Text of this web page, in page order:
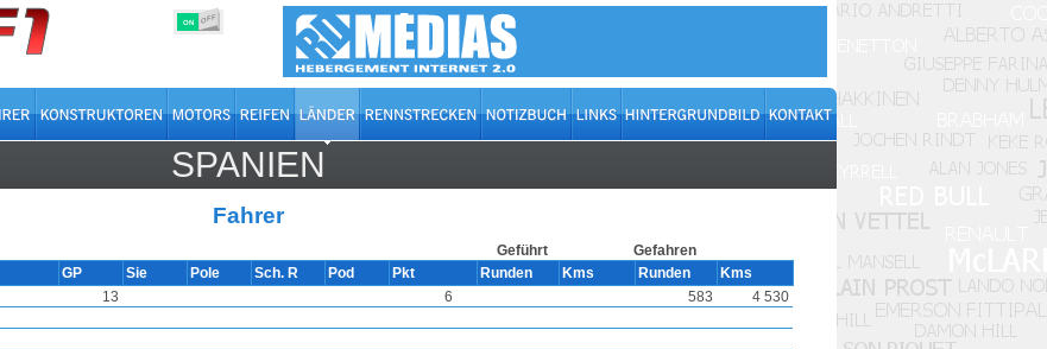
ON OFF
SPANIEN
Fahrer
Geführt
Gefahren
GP Sie Pole Sch. R Pod Pkt Runden Kms Runden
Kms
13 6 583
4 530